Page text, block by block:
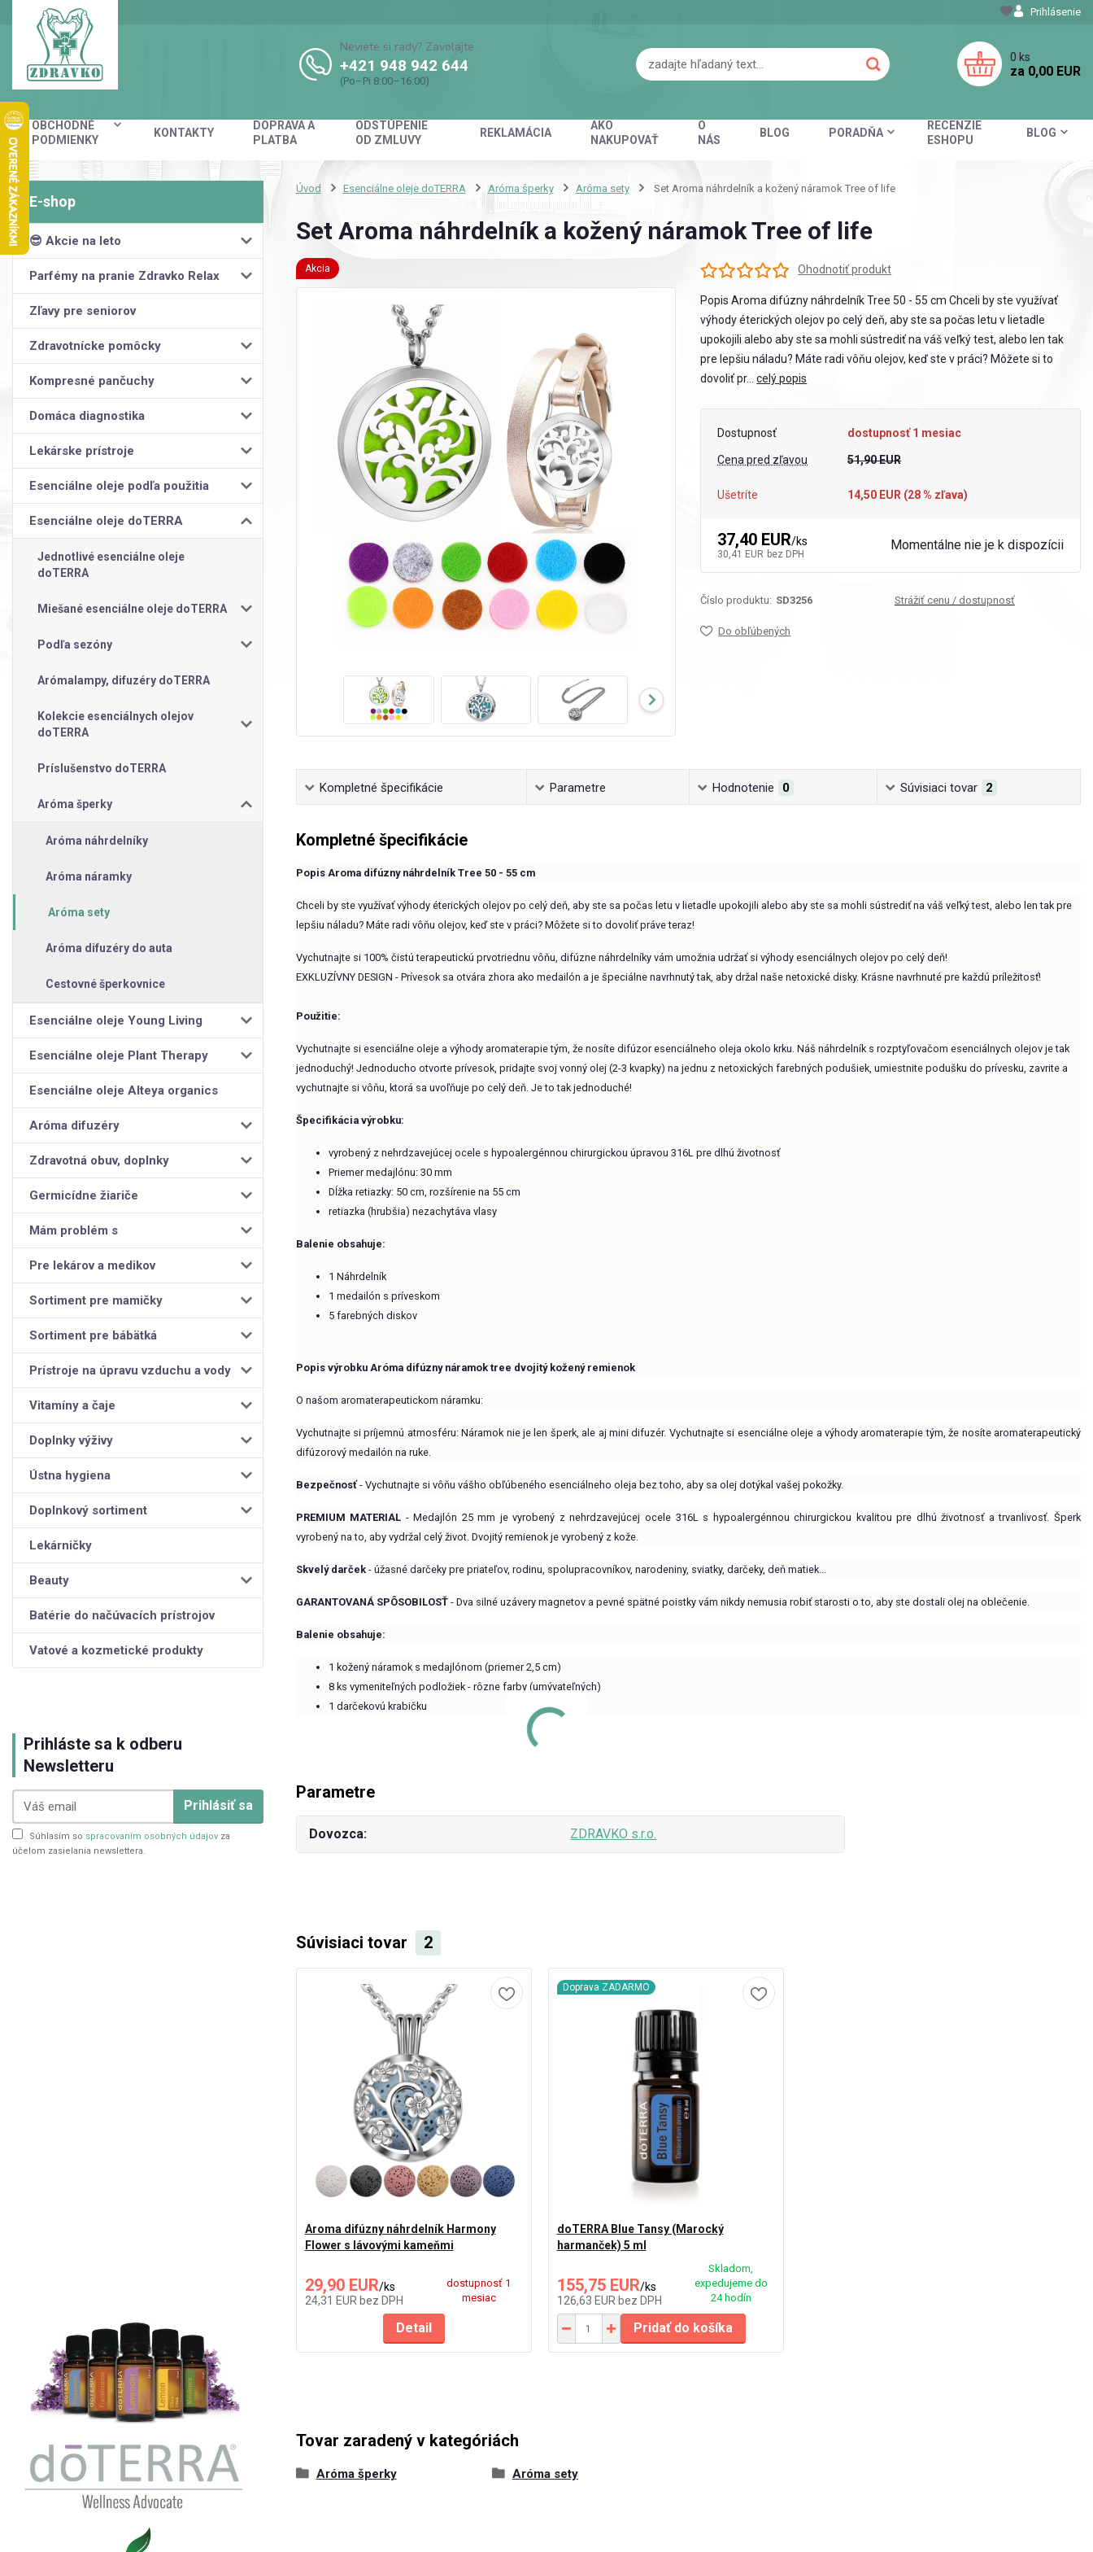
OBCHODNÉ
PODMIENKY
KONTAKTY
DOPRAVA A
PLATBA
ODSTÚPENIE
OD ZMLUVY
REKLAMÁCIA
AKO
NAKUPOVAŤ
O
NÁS
BLOG PORADŇA
RECENZIE
ESHOPU
BLOG
Prihlásenie
Neviete si rady? Zavolajte.
+421 948 942 644
(Po–Pi 8:00–16:00)
0 ks
za 0,00 EUR
😎 Akcie na leto
Parfémy na pranie Zdravko Relax
Zľavy pre seniorov
Zdravotnícke pomôcky
Kompresné pančuchy
Domáca diagnostika
Lekárske prístroje
Esenciálne oleje podľa použitia
Esenciálne oleje doTERRA
Jednotlivé esenciálne oleje
doTERRA
Miešané esenciálne oleje doTERRA
Podľa sezóny
Arómalampy, difuzéry doTERRA
Kolekcie esenciálnych olejov
doTERRA
Príslušenstvo doTERRA
Aróma šperky
Aróma náhrdelníky
Aróma náramky
Aróma sety
Aróma difuzéry do auta
Cestovné šperkovnice
Esenciálne oleje Young Living
Esenciálne oleje Plant Therapy
Esenciálne oleje Alteya organics
Aróma difuzéry
Zdravotná obuv, doplnky
Germicídne žiariče
Mám problém s
Pre lekárov a medikov
Sortiment pre mamičky
Sortiment pre bábätká
Prístroje na úpravu vzduchu a vody
Vitamíny a čaje
Doplnky výživy
Ústna hygiena
Doplnkový sortiment
Lekárničky
Beauty
Batérie do načúvacích prístrojov
Vatové a kozmetické produkty
Prihláste sa k odberu
Newsletteru
Prihlásiť sa
Súhlasím so spracovaním osobných údajov za
účelom zasielania newslettera.
Úvod Esenciálne oleje doTERRA Aróma šperky Aróma sety Set Aroma náhrdelník a kožený náramok Tree of life
Set Aroma náhrdelník a kožený náramok Tree of life
Akcia Ohodnotiť produkt
Popis Aroma difúzny náhrdelník Tree 50 - 55 cm Chceli by ste využívať
výhody éterických olejov po celý deň, aby ste sa počas letu v lietadle
upokojili alebo aby ste sa mohli sústrediť na váš veľký test, alebo len tak
pre lepšiu náladu? Máte radi vôňu olejov, keď ste v práci? Môžete si to
dovoliť pr...celý popis
Dostupnosť dostupnosť 1 mesiac
Cena pred zľavou 51,90 EUR
Ušetríte 14,50 EUR (28% zľava)
37,40 EUR/ks
30,41 EUR bez DPH
Momentálne nie je k dispozícii
Číslo produktu: SD3256 Strážiť cenu / dostupnosť
Do obľúbených
Kompletné špecifikácie Parametre Hodnotenie 0 Súvisiaci tovar 2
Kompletné špecifikácie
Popis Aroma difúzny náhrdelník Tree 50 - 55 cm
Chceli by ste využívať výhody éterických olejov po celý deň, aby ste sa počas letu v lietadle upokojili alebo aby ste sa mohli sústrediť na váš veľký test, alebo len tak pre
lepšiu náladu? Máte radi vôňu olejov, keď ste v práci? Môžete si to dovoliť práve teraz!
Vychutnajte si 100% čistú terapeutickú prvotriednu vôňu, difúzne náhrdelníky vám umožnia udržať si výhody esenciálnych olejov po celý deň!
EXKLUZÍVNY DESIGN - Prívesok sa otvára zhora ako medailón a je špeciálne navrhnutý tak, aby držal naše netoxické disky. Krásne navrhnuté pre každú príležitosť!
Použitie:
Vychutnajte si esenciálne oleje a výhody aromaterapie tým, že nosíte difúzor esenciálneho oleja okolo krku. Náš náhrdelník s rozptyľovačom esenciálnych olejov je tak
jednoduchý! Jednoducho otvorte prívesok, pridajte svoj vonný olej (2-3 kvapky) na jednu z netoxických farebných podušiek, umiestnite podušku do prívesku, zavrite a
vychutnajte si vôňu, ktorá sa uvoľňuje po celý deň. Je to tak jednoduché!
Špecifikácia výrobku:
vyrobený z nehrdzavejúcej ocele s hypoalergénnou chirurgickou úpravou 316L pre dlhú životnosť
Priemer medajlónu: 30 mm
Dĺžka retiazky: 50 cm, rozšírenie na 55 cm
retiazka (hrubšia) nezachytáva vlasy
Balenie obsahuje:
1 Náhrdelník
1 medailón s príveskom
5 farebných diskov
Popis výrobku Aróma difúzny náramok tree dvojitý kožený remienok
O našom aromaterapeutickom náramku:
Vychutnajte si príjemnú atmosféru: Náramok nie je len šperk, ale aj mini difuzér. Vychutnajte si esenciálne oleje a výhody aromaterapie tým, že nosíte aromaterapeutický
difúzorový medailón na ruke.
Bezpečnosť- Vychutnajte si vôňu vášho obľúbeného esenciálneho oleja bez toho, aby sa olej dotýkal vašej pokožky.
PREMIUM MATERIAL - Medajlón 25 mm je vyrobený z nehrdzavejúcej ocele 316L s hypoalergénnou chirurgickou kvalitou pre dlhú životnosť a trvanlivosť. Šperk
vyrobený na to, aby vydržal celý život. Dvojitý remienok je vyrobený z kože.
Skvelý darček- úžasné darčeky pre priateľov, rodinu, spolupracovníkov, narodeniny, sviatky, darčeky, deň matiek...
GARANTOVANÁ SPÔSOBILOSŤ- Dva silné uzávery magnetov a pevné spätné poistky vám nikdy nemusia robiť starosti o to, aby ste dostali olej na oblečenie.
Balenie obsahuje:
1 kožený náramok s medajlónom (priemer 2,5 cm)
8 ks vymeniteľných podložiek - rôzne farby (umývateľných)
1 darčekovú krabičku
Parametre
Dovozca ZDRAVKO s.r.o.
Súvisiaci tovar 2
Aroma difúzny náhrdelník Harmony
Flower s lávovými kameňmi
29,90 EUR/ks
24,31 EUR bez DPH
dostupnosť 1
mesiac
Detail
Doprava ZADARMO
doTERRA Blue Tansy (Marocký
harmanček) 5 ml
155,75 EUR/ks
126,63 EUR bez DPH
Skladom,
expedujeme do
24 hodín
Pridať do košíka
Tovar zaradený v kategóriách
Aróma šperky Aróma sety